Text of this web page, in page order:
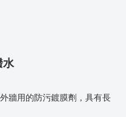
水
牆用的防污鍍膜劑，具有長